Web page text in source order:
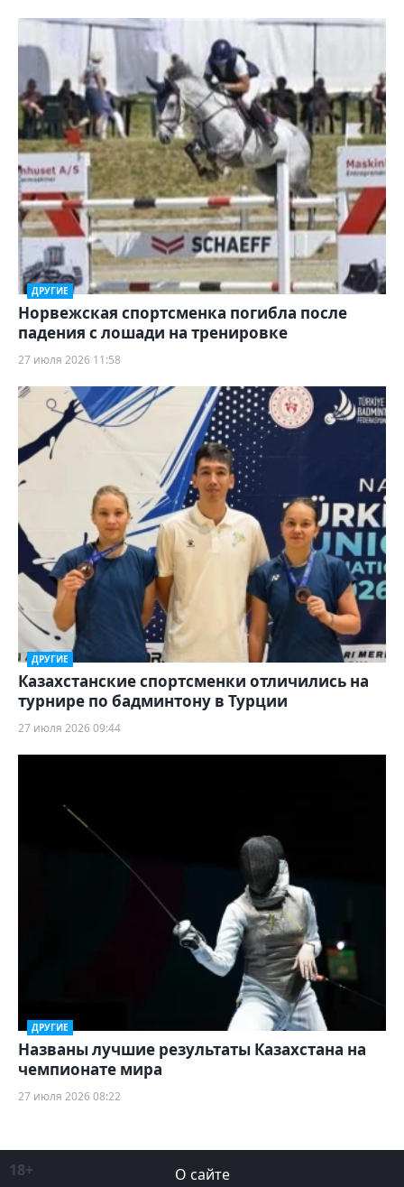
ДРУГИЕ
Норвежская спортсменка погибла после
падения с лошади на тренировке
27 июля 2026 11:58
ДРУГИЕ
Казахстанские спортсменки отличились на
турнире по бадминтону в Турции
27 июля 2026 09:44
ДРУГИЕ
Названы лучшие результаты Казахстана на
чемпионате мира
27 июля 2026 08:22
18+ О сайте